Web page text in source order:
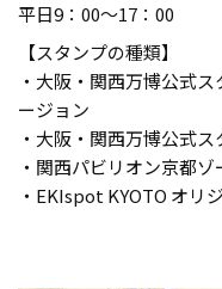
平日9：00〜17：00
【スタンプの種類】
・大阪・関西万博公式
ージョン
・大阪・関西万博公式
・関西パビリオン京都
・EKIspot KYOTO オリ